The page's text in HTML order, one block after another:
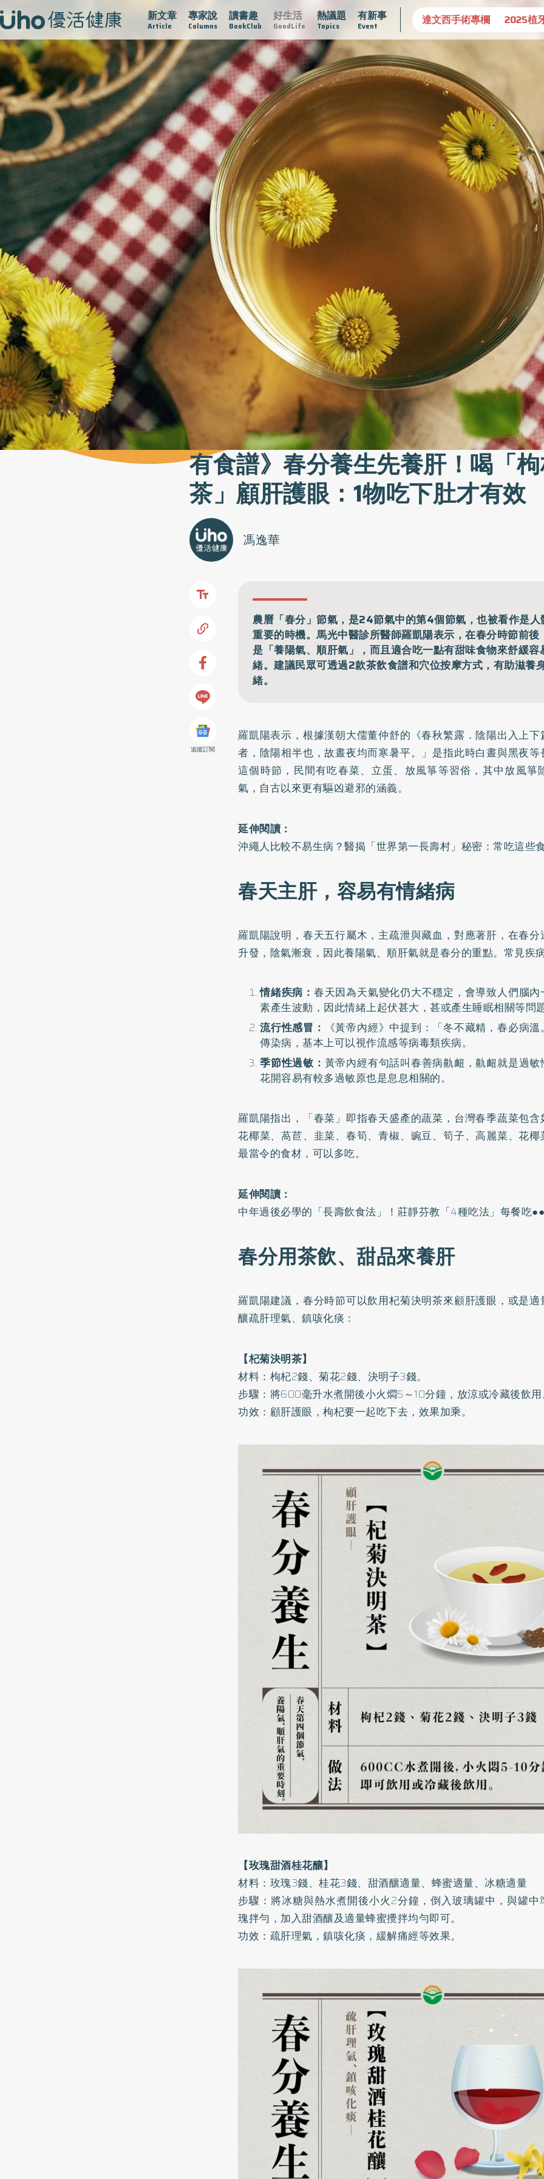
新文章
Article
專家說
Columns
讀書趣
BookClub
好生活
GoodLife
熱議題
Topics
有新事
Event
疫情保衛戰 再生醫學 愛的未來視 認識攝護腺肥大 守護骨骼健康 達文西手術專欄 2025植牙指南 漸凍不孤
有食譜》春分養生先養肝！喝「
茶」顧肝護眼：1物吃下肚才有效
馮逸華
追蹤訂閱
農曆「春分」節氣，是24節氣中的第4個節氣，也被看作是人
重要的時機。馬光中醫診所醫師羅凱陽表示，在春分時節前後
是「養陽氣、順肝氣」，而且適合吃一點有甜味食物來舒緩容
緒。建議民眾可透過2款茶飲食譜和穴位按摩方式，有助滋養
緒。
羅凱陽表示，根據漢朝大儒董仲舒的《春秋繁露．陰陽出入上
者，陰陽相半也，故晝夜均而寒暑平。」是指此時白晝與黑夜
這個時節，民間有吃春菜、立蛋、放風箏等習俗，其中放風箏
氣，自古以來更有驅凶避邪的涵義。
延伸閱讀：
沖繩人比較不易生病？醫揭「世界第一長壽村」秘密：常吃這些
春天主肝，容易有情緒病
羅凱陽說明，春天五行屬木，主疏泄與藏血，對應著肝，在春
升發，陰氣漸衰，因此養陽氣、順肝氣就是春分的重點。常見疾
情緒疾病： 春天因為天氣變化仍大不穩定，會導致人們腦
素產生波動，因此情緒上起伏甚大，甚或產生睡眠相關等問
流行性感冒：
《黃帝內經》中提到：「冬不藏精，春必病
傳染病，基本上可以視作流感等病毒類疾病。
季節性過敏： 黃帝內經有句話叫春善病鼽衄，鼽衄就是過
花開容易有較多過敏原也是息息相關的。
羅凱陽指出，「春菜」即指春天盛產的蔬菜，台灣春季蔬菜包
花椰菜、萵苣、韭菜、春筍、青椒、豌豆、筍子、高麗菜、花
最當令的食材，可以多吃。
延伸閱讀：
中年過後必學的「長壽飲食法」！莊靜芬教「4種吃法」每餐吃
春分用茶飲、甜品來養肝
羅凱陽建議，春分時節可以飲用杞菊決明茶來顧肝護眼，或是
釀疏肝理氣、鎮咳化痰：
【杞菊決明茶】
材料：枸杞2錢、菊花2錢、決明子3錢。
步驟：將600毫升水煮開後小火燜5～10分鐘，放涼或冷藏後飲
功效：顧肝護眼，枸杞要一起吃下去，效果加乘。
【玫瑰甜酒桂花釀】
材料：玫瑰3錢、桂花3錢、甜酒釀適量、蜂蜜適量、冰糖適量
步驟：將冰糖與熱水煮開後小火2分鐘，倒入玻璃罐中，與罐
瑰拌勻，加入甜酒釀及適量蜂蜜攪拌均勻即可。
功效：疏肝理氣，鎮咳化痰，緩解痛經等效果。